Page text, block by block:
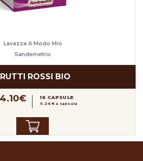
Lavazza A Modo Mio
Sandemetrio
ROSSI BIO
4.10€ 16 CAPSULE
0.26 € a capsula